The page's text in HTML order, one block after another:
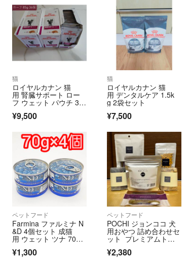
猫
ロイヤルカナン 猫
用 腎臓サポート ロー
フ ウェット パウチ 36
¥9,500
猫
ロイヤルカナン 猫
用 デンタルケア 1.5k
g 2袋セット
¥7,500
ペットフード
Farmina ファルミナ N
&D 4個セット 成猫
用 ウェット ツナ 70
ットフード
¥1,300
ペットフード
POCHI ジョンココ 犬
用おやつ 詰め合わせセ
ット プレミアムトリ
¥2,380